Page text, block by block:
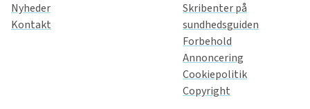
Nyheder
Kontakt
Skribenter på
sundhedsguiden
Forbehold
Annoncering
Cookiepolitik
Copyright